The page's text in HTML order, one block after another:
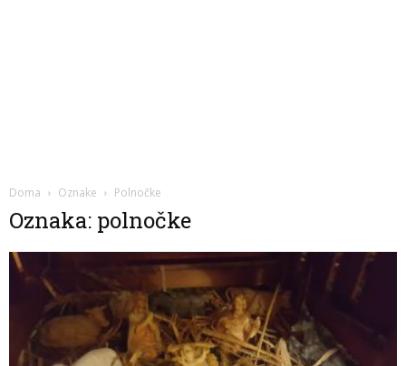
Doma Oznake Polnočke
Oznaka: polnočke